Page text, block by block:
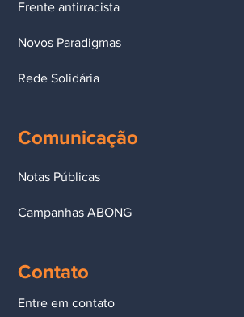
Frente antirracista
Novos Paradigmas
Rede Solidária
Comunicação
Notas Públicas
Campanhas ABONG
Contato
Entre em contato